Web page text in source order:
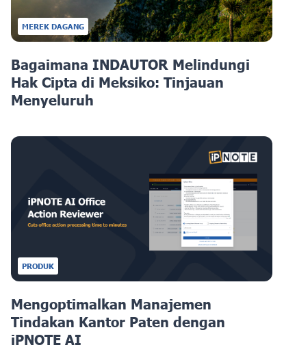
MEREK DAGANG
Bagaimana INDAUTOR Melindungi
Hak Cipta di Meksiko: Tinjauan
Menyeluruh
PRODUK
Mengoptimalkan Manajemen
Tindakan Kantor Paten dengan
iPNOTE AI